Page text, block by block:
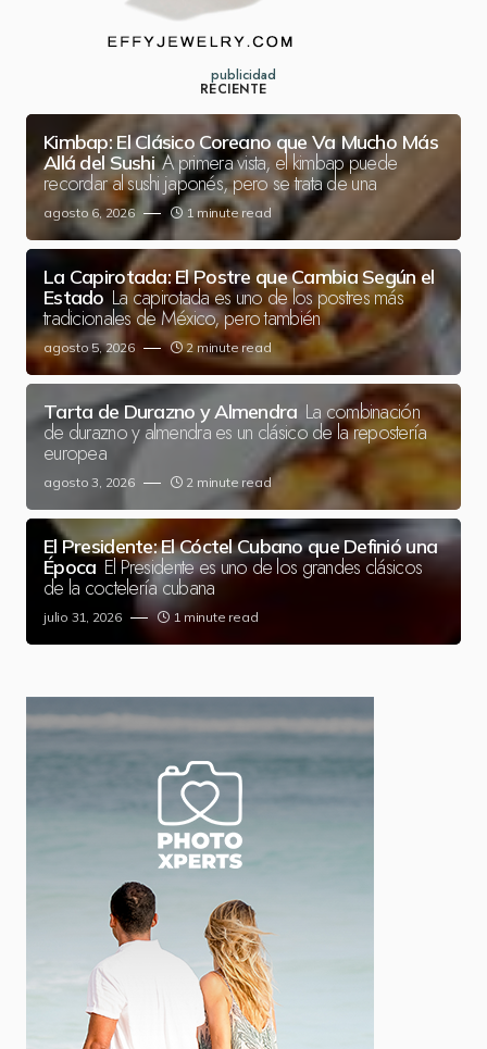
publicidad
RECIENTE
Kimbap: El Clásico Coreano que Va Mucho Más
Allá del Sushi A primera vista, el kimbap puede
recordar al sushi japonés, pero se trata de una
agosto 6, 2026 1 minute read
La Capirotada: El Postre que Cambia Según el
Estado La capirotada es uno de los postres más
tradicionales de México, pero también
agosto 5, 2026 2 minute read
Tarta de Durazno y Almendra La combinación
de durazno y almendra es un clásico de la repostería
europea
agosto 3, 2026 2 minute read
El Presidente: El Cóctel Cubano que Definió una
Época El Presidente es uno de los grandes clásicos
de la coctelería cubana
julio 31, 2026 1 minute read